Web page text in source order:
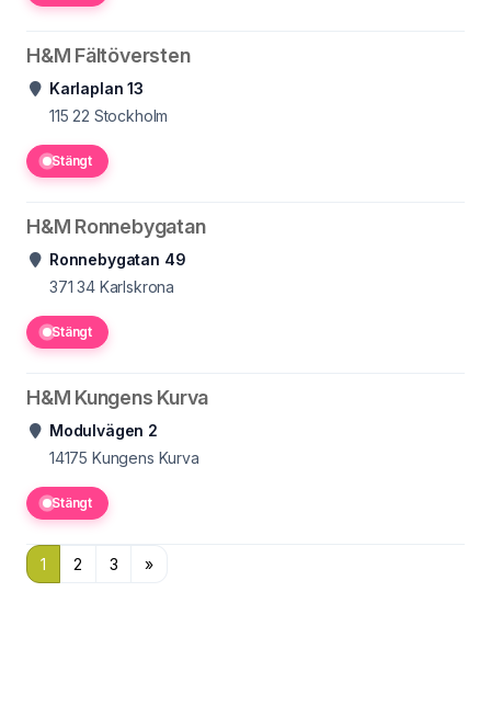
H&M Fältöversten
Karlaplan 13
115 22 Stockholm
Stängt
H&M Ronnebygatan
Ronnebygatan 49
371 34 Karlskrona
Stängt
H&M Kungens Kurva
Modulvägen 2
14175 Kungens Kurva
Stängt
1 2 3 »